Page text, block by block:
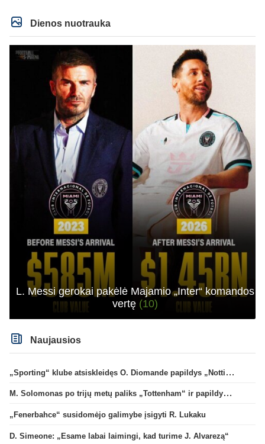
Dienos nuotrauka
L. Messi gerokai pakėlė Majamio „Inter“ komandos
vertę (10)
Naujausios
„Sporting“ klube atsiskleidęs O. Diomande papildys „Nottingham“ gretas
M. Solomonas po trijų metų paliks „Tottenham“ ir papildys „West Ham“ klubą
„Fenerbahce“ susidomėjo galimybe įsigyti R. Lukaku
D. Simeone: „Esame labai laimingi, kad turime J. Alvarezą“